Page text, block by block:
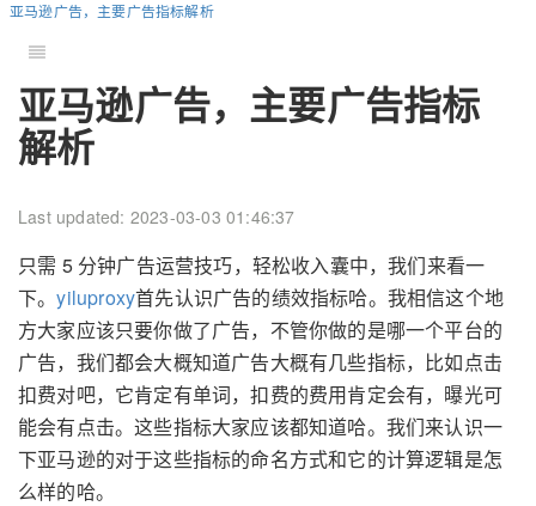
亚马逊广告，主要广告指标解析
亚马逊广告，主要广告指标
解析
Last updated: 2023-03-03 01:46:37
只需 5 分钟广告运营技巧，轻松收入囊中，我们来看一
下。yiluproxy首先认识广告的绩效指标哈。我相信这个地
方大家应该只要你做了广告，不管你做的是哪一个平台的
广告，我们都会大概知道广告大概有几些指标，比如点击
扣费对吧，它肯定有单词，扣费的费用肯定会有，曝光可
能会有点击。这些指标大家应该都知道哈。我们来认识一
下亚马逊的对于这些指标的命名方式和它的计算逻辑是怎
么样的哈。